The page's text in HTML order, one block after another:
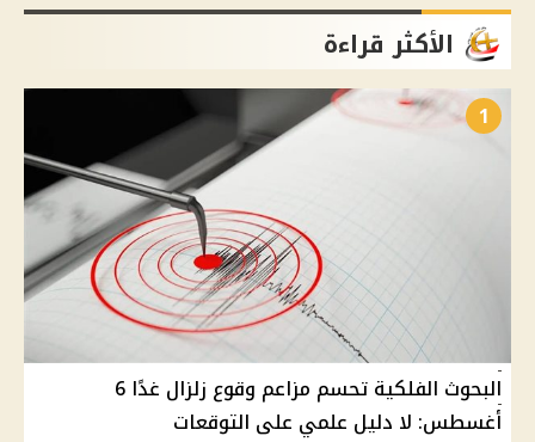
الأكثر قراءة
1
البحوث الفلكية تحسم مزاعم وقوع زلزال غدًا 6
أغسطس: لا دليل علمي على التوقعات